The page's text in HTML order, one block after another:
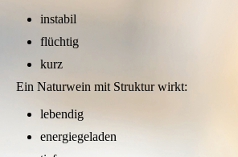
instabil
flüchtig
kurz
Ein Naturwein mit Struktur wirkt:
lebendig
energiegeladen